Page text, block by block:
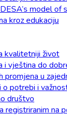
model of
kroz edukaciju
kvalitetniji život
i vještina do
u
o potrebi i
društvo
registriranim na